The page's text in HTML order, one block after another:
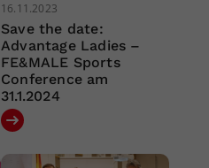
16.11.2023
Save the date:
Advantage Ladies –
FE&MALE Sports
Conference am
31.1.2024